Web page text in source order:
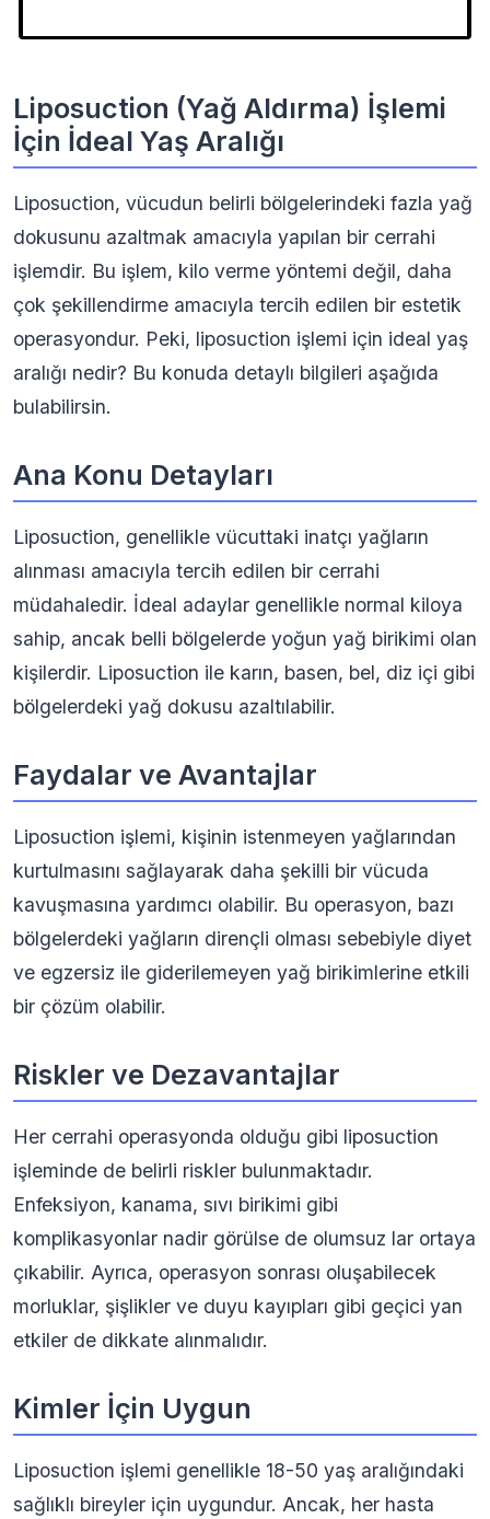
Liposuction (Yağ Aldırma) İşlemi
İçin İdeal Yaş Aralığı
Liposuction, vücudun belirli bölgelerindeki fazla yağ
dokusunu azaltmak amacıyla yapılan bir cerrahi
işlemdir. Bu işlem, kilo verme yöntemi değil, daha
çok şekillendirme amacıyla tercih edilen bir estetik
operasyondur. Peki, liposuction işlemi için ideal yaş
aralığı nedir? Bu konuda detaylı bilgileri aşağıda
bulabilirsin.
Ana Konu Detayları
Liposuction, genellikle vücuttaki inatçı yağların
alınması amacıyla tercih edilen bir cerrahi
müdahaledir. İdeal adaylar genellikle normal kiloya
sahip, ancak belli bölgelerde yoğun yağ birikimi olan
kişilerdir. Liposuction ile karın, basen, bel, diz içi gibi
bölgelerdeki yağ dokusu azaltılabilir.
Faydalar ve Avantajlar
Liposuction işlemi, kişinin istenmeyen yağlarından
kurtulmasını sağlayarak daha şekilli bir vücuda
kavuşmasına yardımcı olabilir. Bu operasyon, bazı
bölgelerdeki yağların dirençli olması sebebiyle diyet
ve egzersiz ile giderilemeyen yağ birikimlerine etkili
bir çözüm olabilir.
Riskler ve Dezavantajlar
Her cerrahi operasyonda olduğu gibi liposuction
işleminde de belirli riskler bulunmaktadır.
Enfeksiyon, kanama, sıvı birikimi gibi
komplikasyonlar nadir görülse de olumsuz lar ortaya
çıkabilir. Ayrıca, operasyon sonrası oluşabilecek
morluklar, şişlikler ve duyu kayıpları gibi geçici yan
etkiler de dikkate alınmalıdır.
Kimler İçin Uygun
Liposuction işlemi genellikle 18-50 yaş aralığındaki
sağlıklı bireyler için uygundur. Ancak, her hasta